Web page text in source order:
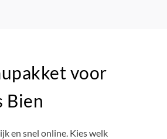
voor
Bien
en snel online. Kies welk